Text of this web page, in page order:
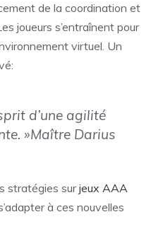
de la coordination et
joueurs s’entraînent pour
virtuel. Un
d’une agilité
»Maître Darius
stratégies surjeux AAA
à ces nouvelles